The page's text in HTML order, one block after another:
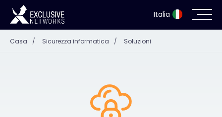
Italia
Casa / Sicurezza informatica / Soluzioni